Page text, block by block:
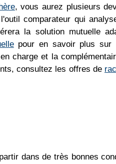
, vous aurez plusieurs
comparateur qui
la solution mutuelle
pour en savoir plus sur
charge et la
consultez les offres de
dans de très bonnes